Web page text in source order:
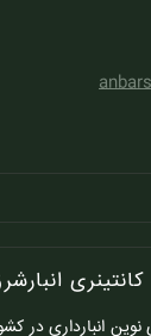
انبارداری در